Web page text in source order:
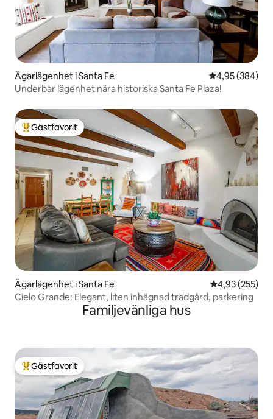
Ägarlägenhet i Santa Fe 4,95 av 5 i
4,95 (384)
Underbar lägenhet nära historiska Santa Fe Plaza!
Populär gästfavorit
Gästfavorit
Ägarlägenhet i Santa Fe 4,93 av 5 i
4,93 (255)
Cielo Grande: Elegant, liten inhägnad trädgård, parkering
Familjevänliga hus
Populär gästfavorit
Gästfavorit